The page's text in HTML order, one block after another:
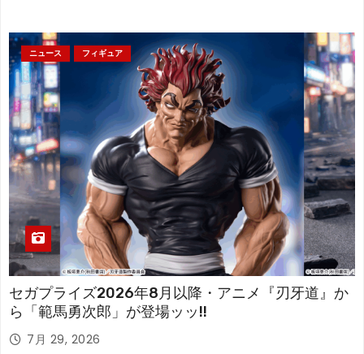
ニュース フィギュア
セガプライズ2026年8月以降・アニメ『刃牙道』か
ら「範馬勇次郎」が登場ッッ!!
7月 29, 2026